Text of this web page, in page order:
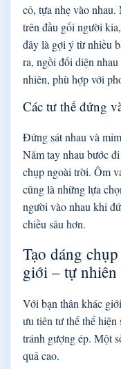
cỏ, tựa nhẹ vào
trên đầu gối người
đây là gợi ý từ nhiều
ra, ngồi đối diện
nhiên, phù hợp với
Các tư thế đứng
Đứng sát nhau và
Nắm tay nhau bước
chụp ngoài trời. Ôm
cũng là những lựa
người vào nhau khi
chiều sâu hơn.
Tạo dáng
giới – tự nhiên
Với bạn thân khác
ưu tiên tư thế thể
tránh gượng ép. Một
quả cao.